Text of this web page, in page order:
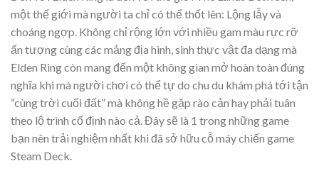
một thế giới mà người ta chỉ có thể thốt lên: Lộng lẫy và
choáng ngợp. Không chỉ rộng lớn với nhiều gam màu rực rỡ
ấn tượng cùng các mảng địa hình, sinh thực vật đa dạng mà
Elden Ring còn mang đến một không gian mở hoàn toàn đúng
nghĩa khi mà người chơi có thể tự do chu du khám phá tới tận
“cùng trời cuối đất” mà không hề gặp rào cản hay phải tuân
theo lộ trình cố định nào cả. Đây sẽ là 1 trong những game
bạn nên trải nghiệm nhất khi đã sở hữu cỗ máy chiến game
Steam Deck.